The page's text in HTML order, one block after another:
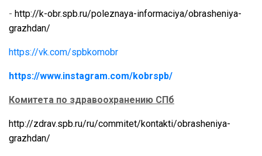
- http://k-obr.spb.ru/poleznaya-informaciya/obrasheniya-
grazhdan/
https://vk.com/spbkomobr
https://www.instagram.com/kobrspb/
Комитета по здравоохранению СПб
http://zdrav.spb.ru/ru/commitet/kontakti/obrasheniya-
grazhdan/